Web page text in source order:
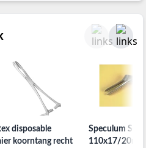
disposable
koorntang recht
Speculum
110x17/20mm